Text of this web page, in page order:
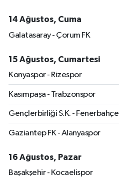
14 Ağustos, Cuma
Galatasaray - Çorum FK
15 Ağustos, Cumartesi
Konyaspor - Rizespor
Kasımpaşa - Trabzonspor
Gençlerbirliği S.K. - Fenerbahçe
Gaziantep FK - Alanyaspor
16 Ağustos, Pazar
Başakşehir - Kocaelispor